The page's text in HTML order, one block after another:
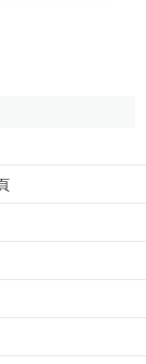
力稱為拉伸
位為牛(N)，
簡稱強度，
織纖維常用